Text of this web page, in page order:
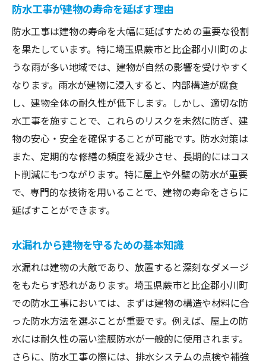
地域ごとの気候に適した防水技術
蕨市の防水工事における成功要因
小川町特有の防水対策とその効果
地域住民の声から見る防水工事の現状
効果的な防水工事の選び方とそのポイント
信頼できる防水工事業者の選び方
最新技術を活用した防水工事の特徴
コストパフォーマンスを考えた施工方法
施工前に確認すべき重要ポイント
見積もり時に注意すべき事項
施工後のメンテナンス計画
蕨市の気候特性と適した防水工法
小川町の年間降水量に基づく工法選び
季節ごとの気温変化を考慮した施工
防水素材選びのポイント
地域気候が及ぼす施工への影響
専門家の視点から見た最適解
防水工事が建物の寿命を延ばす理由
防水工事は建物の寿命を大幅に延ばすための重要な役割
を果たしています。特に埼玉県蕨市と比企郡小川町のよ
うな雨が多い地域では、建物が自然の影響を受けやすく
なります。雨水が建物に浸入すると、内部構造が腐食
し、建物全体の耐久性が低下します。しかし、適切な防
水工事を施すことで、これらのリスクを未然に防ぎ、建
物の安心・安全を確保することが可能です。防水対策は
また、定期的な修繕の頻度を減少させ、長期的にはコス
ト削減にもつながります。特に屋上や外壁の防水が重要
で、専門的な技術を用いることで、建物の寿命をさらに
延ばすことができます。
水漏れから建物を守るための基本知識
水漏れは建物の大敵であり、放置すると深刻なダメージ
をもたらす恐れがあります。埼玉県蕨市と比企郡小川町
での防水工事においては、まずは建物の構造や材料に合
った防水方法を選ぶことが重要です。例えば、屋上の防
水には耐久性の高い塗膜防水が一般的に使用されます。
さらに、防水工事の際には、排水システムの点検や補強